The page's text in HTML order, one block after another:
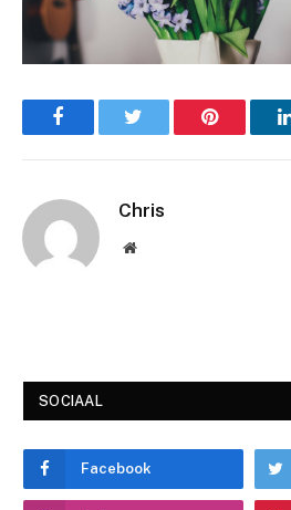
Facebook Pinterest
Chris
Website
SOCIAAL
Facebook